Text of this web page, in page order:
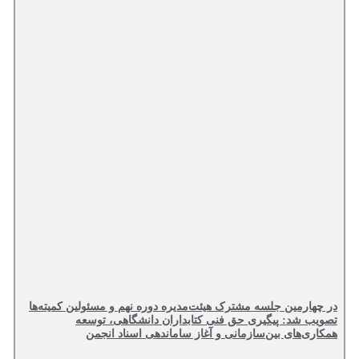
در چهارمین جلسه مشترک هیئت‌مدیره دوره نهم و مسئولین کمیته‌ها
تصویب شد: پیگیری حق فنی کتابداران دانشگاهی، توسعه
همکاری‌های بین‌سازمانی و آغاز ساماندهی اسناد انجمن